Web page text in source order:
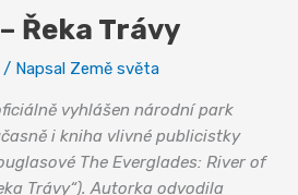
Řeka Trávy
/ Napsal Země světa
vyhlášen národní park
i kniha vlivné publicistky
The Everglades: River of
Trávy“). Autorka odvodila